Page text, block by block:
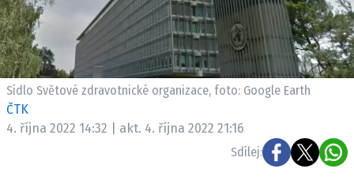
Máte příběh, fotku nebo video?
Pošlete e-mail na newsbox.cz
Sídlo Světové zdravotnické organizace, foto: Google Earth
ČTK
4. října 2022 14:32 | akt. 4. října 2022 21:16
Sdílej: